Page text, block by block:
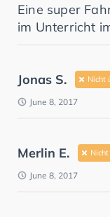
Eine super
im Unterricht
Jonas S. Nicht
June 8, 2017
Merlin E.
June 8, 2017